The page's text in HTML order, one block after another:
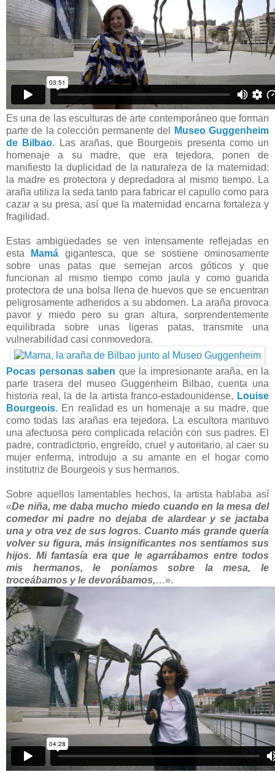
Es una de las esculturas de arte contemporáneo que forman
parte de la colección permanente del
Museo Guggenheim
de Bilbao. Las arañas, que Bourgeois presenta como un
homenaje a su madre, que era tejedora, ponen de
manifiesto la duplicidad de la naturaleza de la maternidad:
la madre es protectora y depredadora al mismo tiempo. La
araña utiliza la seda tanto para fabricar el capullo como para
cazar a su presa, así que la maternidad encarna fortaleza y
fragilidad.
Estas ambigüedades se ven intensamente reflejadas en
esta
Mamá
gigantesca, que se sostiene ominosamente
sobre unas patas que semejan arcos góticos y que
funcionan al mismo tiempo como jaula y como guarida
protectora de una bolsa llena de huevos que se encuentran
peligrosamente adheridos a su abdomen. La araña provoca
pavor y miedo pero su gran altura, sorprendentemente
equilibrada sobre unas ligeras patas, transmite una
vulnerabilidad casi conmovedora.
Pocas personas saben que la impresionante araña, en la
parte trasera del museo Guggenheim Bilbao, cuenta una
historia real, la de la artista franco-estadounidense, Louise
Bourgeois. En realidad es un homenaje a su madre, que
como todas las arañas era tejedora. La escultora mantuvo
una afectuosa pero complicada relación con sus padres. El
padre, contradictorio, engreído, cruel y autoritario, al caer su
mujer enferma, introdujo a su amante en el hogar como
institutriz de Bourgeois y sus hermanos.
Sobre aquellos lamentables hechos, la artista hablaba así
«De niña, me daba mucho miedo cuando en la mesa del
comedor mi padre no dejaba de alardear y se jactaba
una y otra vez de sus logros. Cuanto más grande quería
volver su figura, más insignificantes nos sentíamos sus
hijos. Mi fantasía era que le agarrábamos entre todos
mis hermanos, le poníamos sobre la mesa, le
troceábamos y le devorábamos,…».